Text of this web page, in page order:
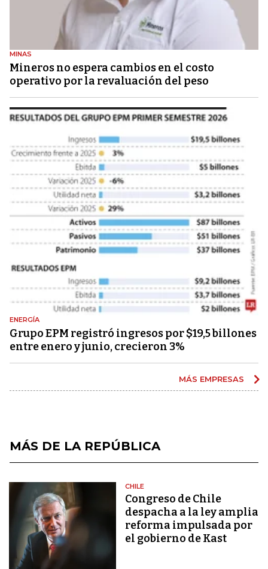
MINAS
Mineros no espera cambios en el costo
operativo por la revaluación del peso
ENERGÍA
Grupo EPM registró ingresos por $19,5 billones
entre enero y junio, crecieron 3%
MÁS EMPRESAS
MÁS DE LA REPÚBLICA
CHILE
Congreso de Chile
despacha a la ley amplia
reforma impulsada por
el gobierno de Kast